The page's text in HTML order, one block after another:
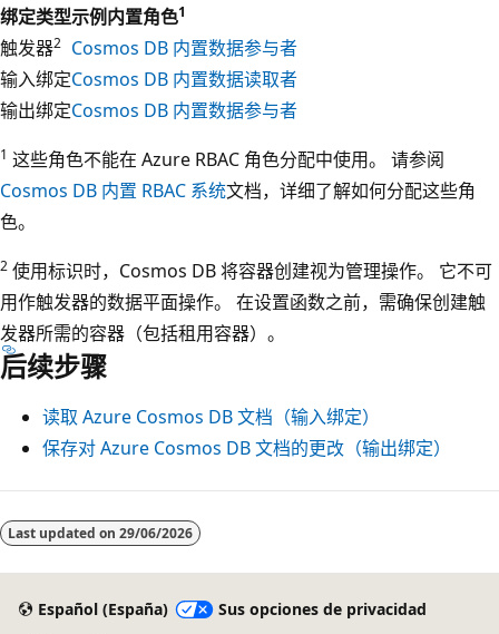
绑定类型示例内置角色1
触发器2 Cosmos DB 内置数据参与者
输入绑定Cosmos DB 内置数据读取者
输出绑定Cosmos DB 内置数据参与者
1 这些角色不能在 Azure RBAC 角色分配中使用。 请参阅
Cosmos DB 内置 RBAC 系统文档，详细了解如何分配这些角
色。
2 使用标识时，Cosmos DB 将容器创建视为管理操作。 它不可
用作触发器的数据平面操作。 在设置函数之前，需确保创建触
发器所需的容器（包括租用容器）。
后续步骤
读取 Azure Cosmos DB 文档（输入绑定）
保存对 Azure Cosmos DB 文档的更改（输出绑定）
Last updated on 29/06/2026
Español (España)
Sus opciones de privacidad